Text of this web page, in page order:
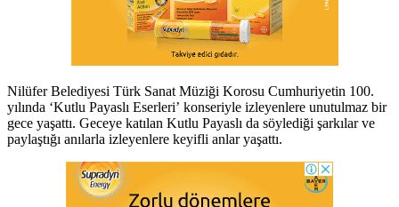
Nilüfer Belediyesi Türk Sanat Müziği Korosu Cumhuriyetin 100.
yılında ‘Kutlu Payaslı Eserleri’ konseriyle izleyenlere unutulmaz bir
gece yaşattı. Geceye katılan Kutlu Payaslı da söylediği şarkılar ve
paylaştığı anılarla izleyenlere keyifli anlar yaşattı.